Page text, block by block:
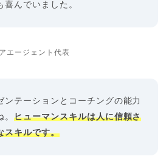
んでいました。
エージェント代表
ンテーションとコーチングの能力
ヒューマンスキルは人に信頼さ
スキルです。